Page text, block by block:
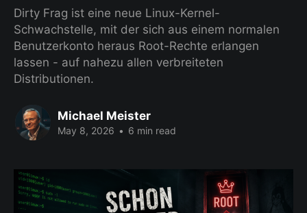
Dirty Frag ist eine neue Linux-Kernel-
Schwachstelle, mit der sich aus einem normalen
Benutzerkonto heraus Root-Rechte erlangen
lassen - auf nahezu allen verbreiteten
Distributionen.
Michael Meister
May 8, 2026 • 6 min read